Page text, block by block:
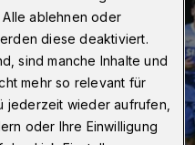
ablehnen oder
diese deaktiviert.
sind manche Inhalte und
mehr so relevant für
jederzeit wieder aufrufen,
oder Ihre Einwilligung